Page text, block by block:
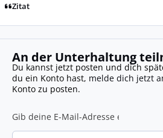
Zitat
An der Unterhaltung
Du kannst jetzt posten und dich
du ein Konto hast, melde dich jetzt
Konto zu posten.